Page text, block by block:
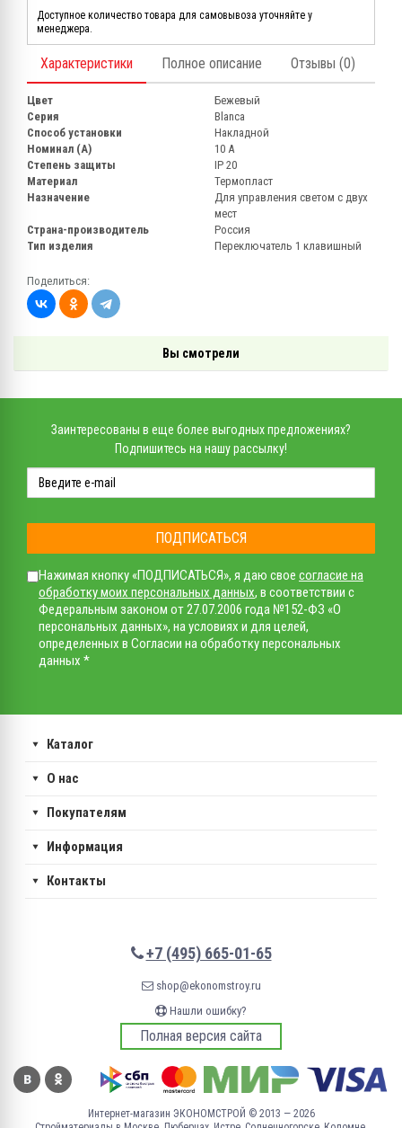
Доступное количество товара для самовывоза уточняйте у
менеджера.
Характеристики Полное описание Отзывы (0)
Цвет
Бежевый
Серия
Blanca
Способ установки
Накладной
Номинал (А)
10 А
Степень защиты
IP 20
Материал
Термопласт
Назначение
Для управления светом с двух
мест
Страна-производитель
Россия
Тип изделия
Переключатель 1 клавишный
Поделиться:
Вы смотрели
Заинтересованы в еще более выгодных предложениях?
Подпишитесь на нашу рассылку!
ПОДПИСАТЬСЯ
Нажимая кнопку «ПОДПИСАТЬСЯ», я даю свое согласие на
обработку моих персональных данных, в соответствии с
Федеральным законом от 27.07.2006 года №152-ФЗ «О
персональных данных», на условиях и для целей,
определенных в Согласии на обработку персональных
данных *
Каталог
О нас
Покупателям
Информация
Контакты
+7 (495) 665-01-65
shop@ekonomstroy.ru
Нашли ошибку?
Полная версия сайта
Интернет-магазин ЭКОНОМСТРОЙ © 2013 — 2026